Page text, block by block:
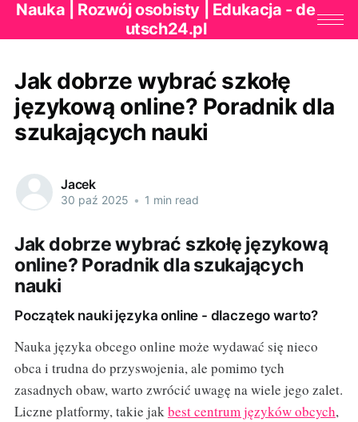
Nauka | Rozwój osobisty | Edukacja - de
utsch24.pl
Jak dobrze wybrać szkołę
językową online? Poradnik dla
szukających nauki
Jacek
30 paź 2025 • 1 min read
Jak dobrze wybrać szkołę językową
online? Poradnik dla szukających
nauki
Początek nauki języka online - dlaczego warto?
Nauka języka obcego online może wydawać się nieco
obca i trudna do przyswojenia, ale pomimo tych
zasadnych obaw, warto zwrócić uwagę na wiele jego zalet.
Liczne platformy, takie jakbest centrum języków obcych,